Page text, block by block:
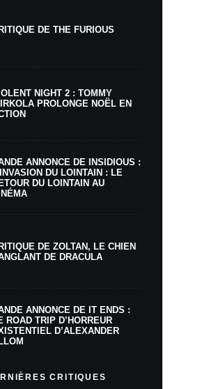
DE THE FURIOUS
NIGHT 2 : TOMMY
PROLONGE NOËL EN
ANNONCE DE INSIDIOUS :
DU LOINTAIN : LE
DU LOINTAIN AU
DE ZOLTAN, LE CHIEN
DE DRACULA
ANNONCE DE IT ENDS :
ROAD TRIP D’HORREUR
D’ALEXANDER
CRITIQUES